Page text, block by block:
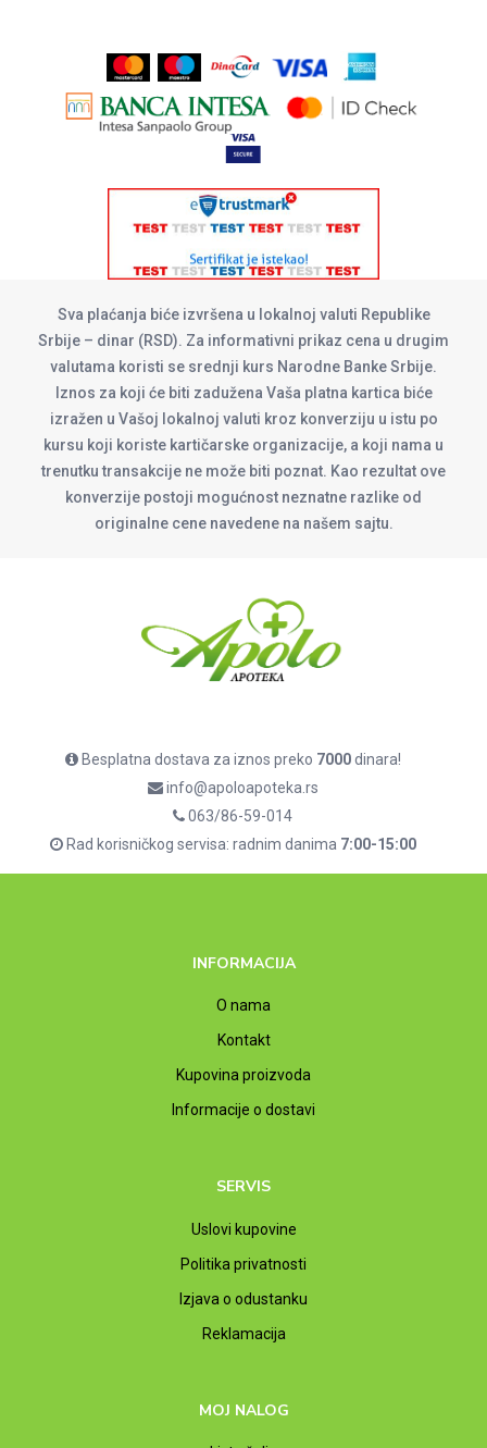
Sva plaćanja biće izvršena u lokalnoj valuti Republike
Srbije – dinar (RSD). Za informativni prikaz cena u drugim
valutama koristi se srednji kurs Narodne Banke Srbije.
Iznos za koji će biti zadužena Vaša platna kartica biće
izražen u Vašoj lokalnoj valuti kroz konverziju u istu po
kursu koji koriste kartičarske organizacije, a koji nama u
trenutku transakcije ne može biti poznat. Kao rezultat ove
konverzije postoji mogućnost neznatne razlike od
originalne cene navedene na našem sajtu.
Besplatna dostava za iznos preko 7000dinara!
info@apoloapoteka.rs
063/86-59-014
Rad korisničkog servisa: radnim danima 7:00-15:00
INFORMACIJA
O nama
Kontakt
Kupovina proizvoda
Informacije o dostavi
SERVIS
Uslovi kupovine
Politika privatnosti
Izjava o odustanku
Reklamacija
MOJ NALOG